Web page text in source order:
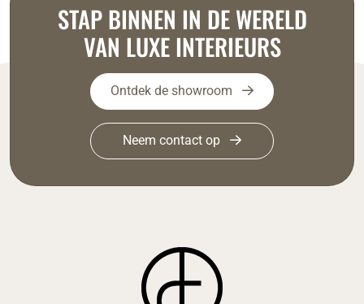
STAP BINNEN IN DE WERELD
VAN LUXE INTERIEURS
Ontdek de showroom
Neem contact op